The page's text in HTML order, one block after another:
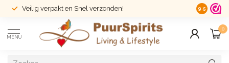
Veilig verpakt en Snel verzonden! 14 dagen
9.5
MENU
0